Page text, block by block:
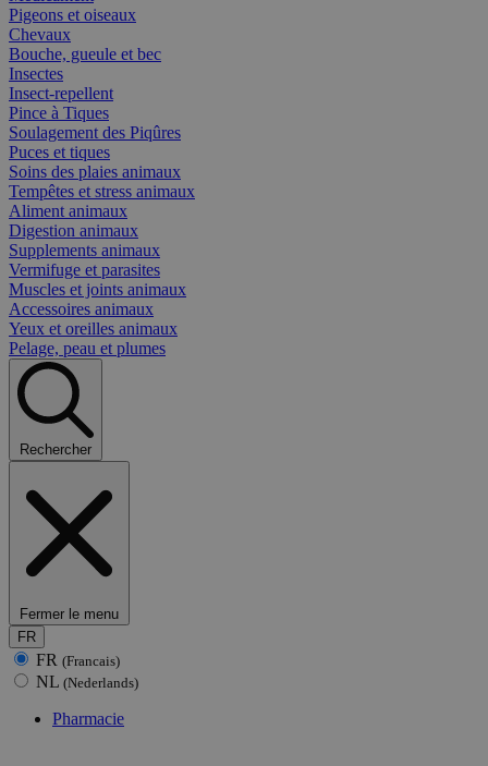
Pigeons et oiseaux
Chevaux
Bouche, gueule et bec
Insectes
Insect-repellent
Pince à Tiques
Soulagement des Piqûres
Puces et tiques
Soins des plaies animaux
Tempêtes et stress animaux
Aliment animaux
Digestion animaux
Supplements animaux
Vermifuge et parasites
Muscles et joints animaux
Accessoires animaux
Yeux et oreilles animaux
Pelage, peau et plumes
Rechercher
Fermer le menu
FR
FR (Francais)
NL (Nederlands)
Pharmacie